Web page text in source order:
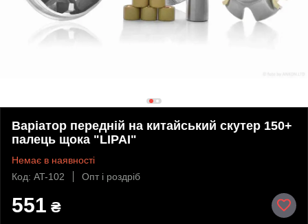
Варіатор передній на китайський скутер 150+
палець щока "LIPAI"
Немає в наявності
Код: AT-102
Опт і роздріб
551 ₴